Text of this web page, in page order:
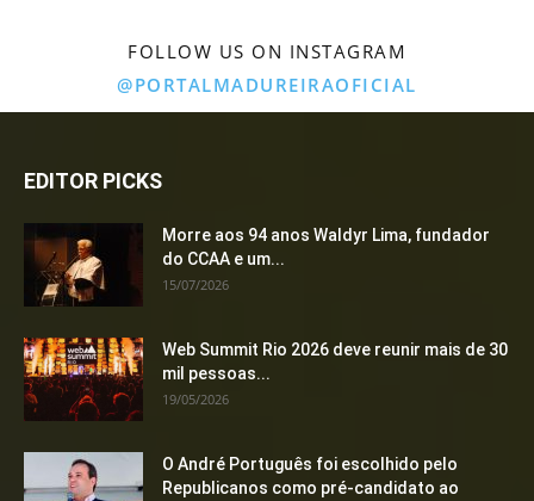
FOLLOW US ON INSTAGRAM
@PORTALMADUREIRAOFICIAL
EDITOR PICKS
Morre aos 94 anos Waldyr Lima, fundador
do CCAA e um...
15/07/2026
Web Summit Rio 2026 deve reunir mais de 30
mil pessoas...
19/05/2026
O André Português foi escolhido pelo
Republicanos como pré-candidato ao